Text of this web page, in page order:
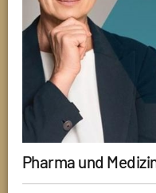
Pharma und